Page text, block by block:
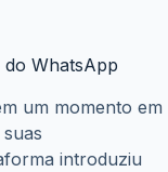
WhatsApp
um momento em
introduziu